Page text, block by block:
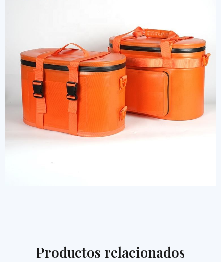
Productos relacionados